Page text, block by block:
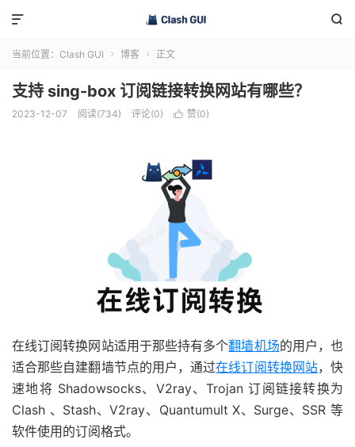


当前位置： Clash GUI  博客  正文
支持 sing-box 订阅链接转换网站有哪些？
2023-12-07 阅读(734) 评论(0)  赞(0)
在线订阅转换网站适用于那些持有多个翻墙机场的用户，也
适合那些自建翻墙节点的用户，通过在线订阅转换网站，快
速地将 Shadowsocks、V2ray、Trojan 订阅链接转换为
Clash 、Stash、V2ray、Quantumult X、Surge、SSR 等
软件使用的订阅格式。